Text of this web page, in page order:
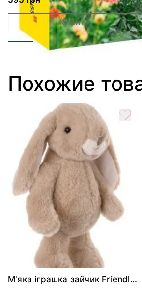
Купить
Похожие
М'яка іграшка зайчик Friendly